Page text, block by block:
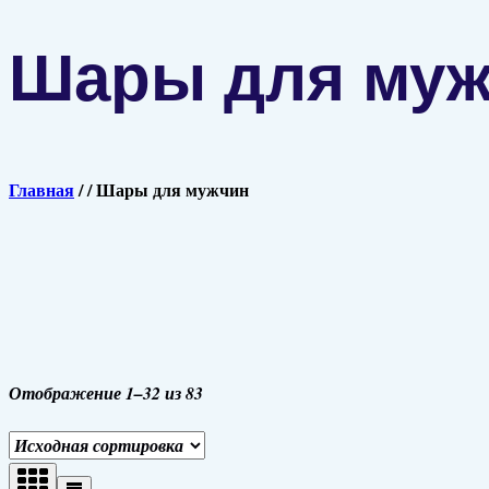
Шары для
Главная//Шары для мужчин
Отображение 1–32 из 83